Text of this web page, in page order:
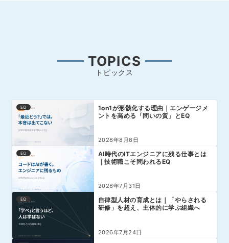
TOPICS
トピックス
EQ
1on1が形骸化する理由｜エンゲージメ
ントを高める「問いの質」とEQ
2026年8月6日
EQ
AI時代のITエンジニアに残る仕事とは
｜技術職こそ問われるEQ
2026年7月31日
EQ
自律型人材の育成とは｜「やらされる
研修」を超え、主体的に学ぶ組織へ
2026年7月24日